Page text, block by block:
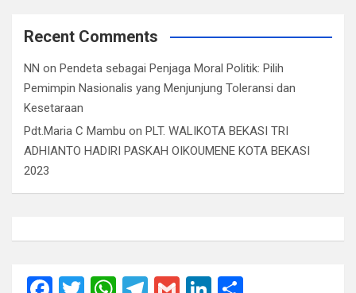
Recent Comments
NN on Pendeta sebagai Penjaga Moral Politik: Pilih
Pemimpin Nasionalis yang Menjunjung Toleransi dan
Kesetaraan
Pdt.Maria C Mambu on PLT. WALIKOTA BEKASI TRI
ADHIANTO HADIRI PASKAH OIKOUMENE KOTA BEKASI
2023